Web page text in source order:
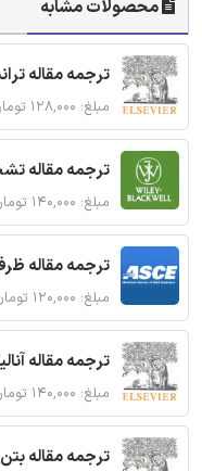
محصولات مشابه
ترجمه مقاله
مبلغ: ۱۲۸,۰۰۰ تومان
ترجمه مقاله
مبلغ: ۱۴۰,۰۰۰ تومان
ترجمه مقاله
مبلغ: ۱۲۰,۰۰۰ تومان
ترجمه مقاله
مبلغ: ۱۴۰,۰۰۰ تومان
ترجمه مقاله بتن